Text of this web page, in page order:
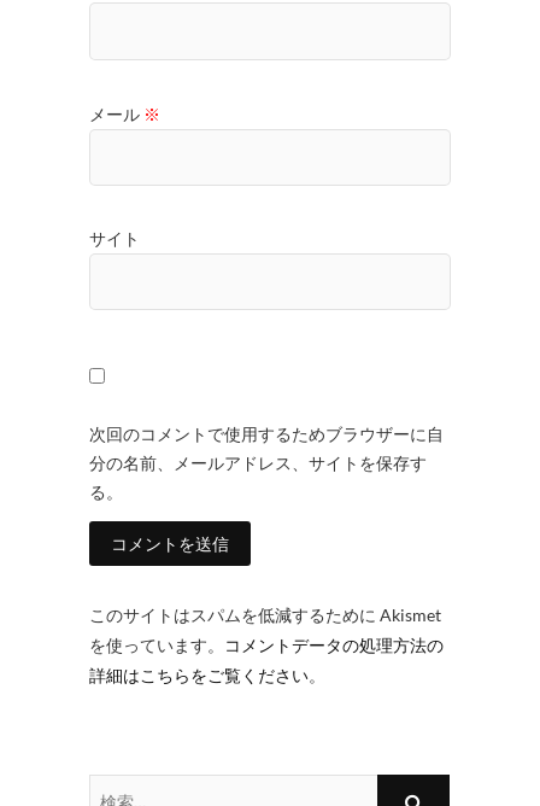
メール ※
サイト
次回のコメントで使用するためブラウザーに自
分の名前、メールアドレス、サイトを保存す
る。
このサイトはスパムを低減するために Akismet
を使っています。
コメントデータの処理方法の
詳細はこちらをご覧ください。